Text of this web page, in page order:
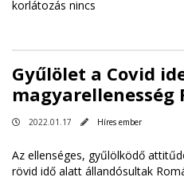
korlátozás nincs
Gyűlölet a Covid
magyarellenesség
2022.01.17 Híres ember
Az ellenséges, gyűlölködő
rövid idő alatt állandósultak